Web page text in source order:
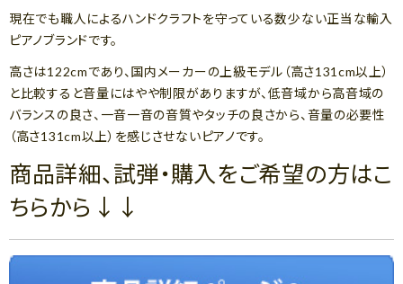
現在でも職人によるハンドクラフトを守っている数少ない正当な輸入
ピアノブランドです。
高さは122cmであり、国内メーカーの上級モデル（高さ131cm以上）
と比較すると音量にはやや制限がありますが、低音域から高音域の
バランスの良さ、一音一音の音質やタッチの良さから、音量の必要性
（高さ131cm以上）を感じさせないピアノです。
商品詳細、試弾・購入をご希望の方はこ
ちらから↓↓